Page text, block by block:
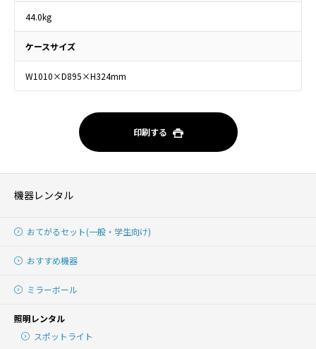
44.0kg
ケースサイズ
W1010×D895×H324mm
印刷する
機器レンタル
おてがるセット(一般・学生向け)
おすすめ機器
ミラーボール
照明レンタル
スポットライト